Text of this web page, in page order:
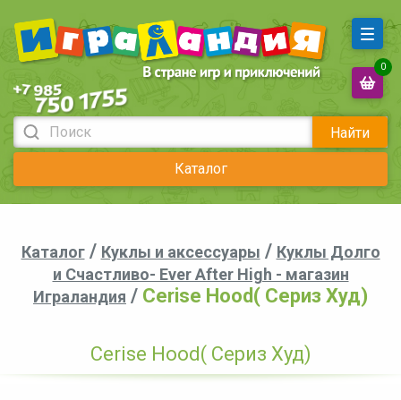
Найти
Каталог
0
Каталог/ Куклы и аксессуары / Куклы Долго
и Счастливо- Ever After High - магазин
Играландия / Cerise Hood( Сериз Худ)
Cerise Hood( Сериз Худ)